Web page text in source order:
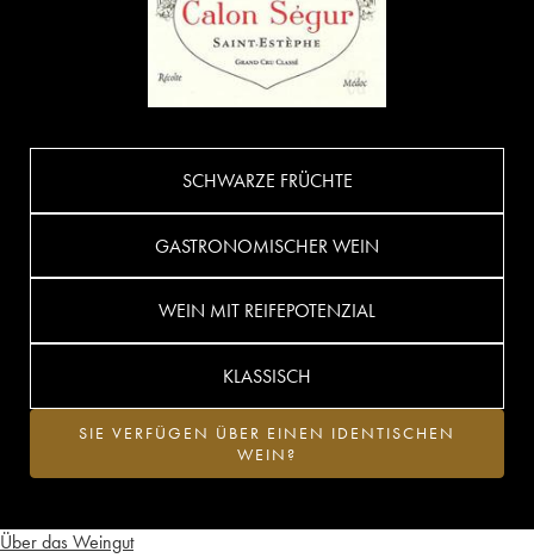
Über das Weingut
SCHWARZE FRÜCHTE
GASTRONOMISCHER WEIN
WEIN MIT REIFEPOTENZIAL
KLASSISCH
SIE VERFÜGEN ÜBER EINEN IDENTISCHEN
WEIN?